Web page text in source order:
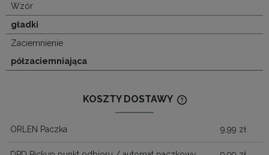
Wzór
gładki
Zaciemnienie
półzaciemniająca
KOSZTY DOSTAWY
ORLEN Paczka 9,99 zł